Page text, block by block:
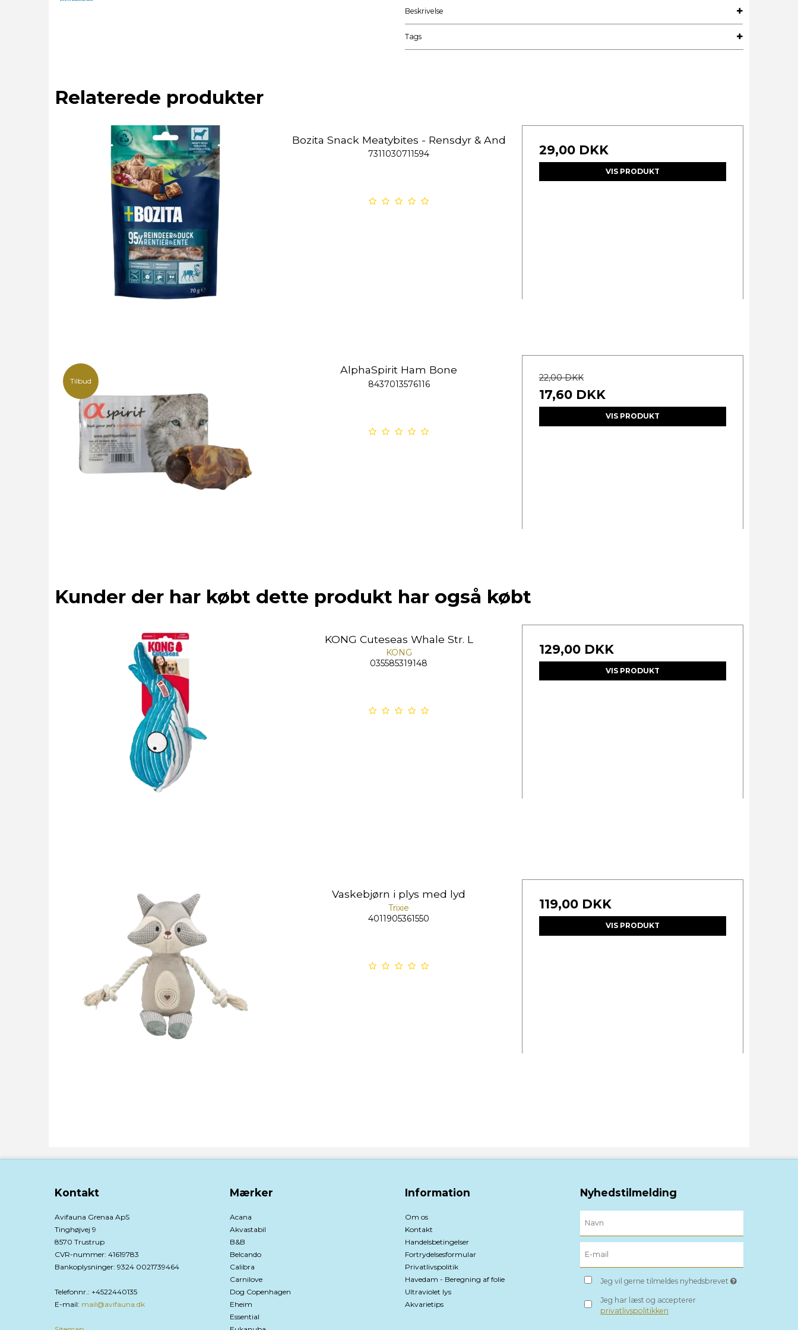
Beskrivelse
Tags
Relaterede produkter
Bozita Snack Meatybites - Rensdyr & And
7311030711594 29,00 DKK
VIS PRODUKT
Tilbud
AlphaSpirit Ham Bone
8437013576116
22,00 DKK
17,60 DKK
VIS PRODUKT
Kunder der har købt dette produkt har også købt
KONG Cuteseas Whale Str. L
KONG
035585319148
129,00 DKK
VIS PRODUKT
Vaskebjørn i plys med lyd
Trixie
4011905361550
119,00 DKK
VIS PRODUKT
Kontakt
Avifauna Grenaa ApS
Tinghøjvej 9
8570 Trustrup
CVR-nummer: 41619783
Bankoplysninger: 9324 0021739464
Telefonnr. : +4522440135
E-mail: mail@avifauna.dk
Mærker
Acana
Akvastabil
B&B
Belcando
Calibra
Carnilove
Dog Copenhagen
Eheim
Essential
Information
Om os
Kontakt
Handelsbetingelser
Fortrydelsesformular
Privatlivspolitik
Havedam - Beregning af folie
Ultraviolet lys
Akvarietips
Nyhedstilmelding
Jeg vil gerne tilmeldes nyhedsbrevet
Jeg har læst og accepterer
privatlivspolitikken